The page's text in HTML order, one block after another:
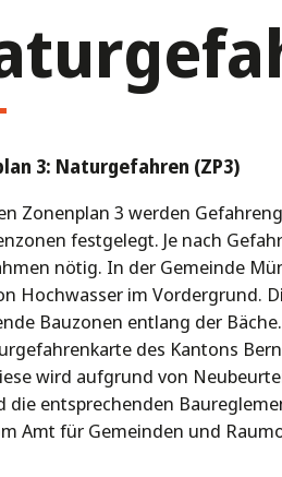
3: Naturgefahren (ZP3)
Zonenplan 3 werden
festgelegt. Je nach
nötig. In der Gemeinde
Hochwasser im Vordergrund.
Bauzonen entlang der
des Kantons
wird aufgrund von
die entsprechenden
Amt für Gemeinden und